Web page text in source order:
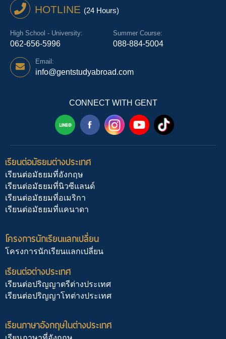
HOTLINE (24 Hours)
High School - University:
062-656-5996
Summer Course:
088-884-5004
Email:
info@gentstudyabroad.com
CONNECT WITH GENT
เรียนต่อมัธยมต่างประเทศ
เรียนต่อมัธยมที่อังกฤษ
เรียนต่อมัธยมที่นิวซีแลนด์
เรียนต่อมัธยมที่อเมริกา
เรียนต่อมัธยมที่แคนาดา
โครงการนักเรียนแลกเปลี่ยน
โครงการนักเรียนแลกเปลี่ยน
เรียนต่อต่างประเทศ
เรียนต่อปริญญาตรีต่างประเทศ
เรียนต่อปริญญาโทต่างประเทศ
เรียนภาษาอังกฤษในต่างประเทศ